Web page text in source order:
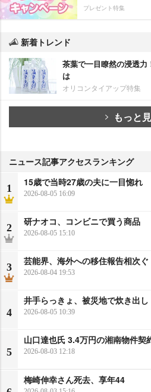
プレゼント特集
新着トレンド
茶葉で一目瞭然の浸透力
は
オリコンタイアップ特集
もっと
ニュース記事アクセスランキング
1
15歳で当時27歳の夫に一目惚れ
2026-08-05 16:09
2
研ナオコ、コンビニで買う商品
2026-08-05 15:10
3
芸能界、海外への移住報告相次ぐ
2026-08-04 19:53
4
井手らっきょ、被災地で炊き出し
2026-08-05 10:39
5
山口達也氏 3.4万円の湘南物件契
2026-08-03 12:18
梅崎伸幸さん死去、享年44